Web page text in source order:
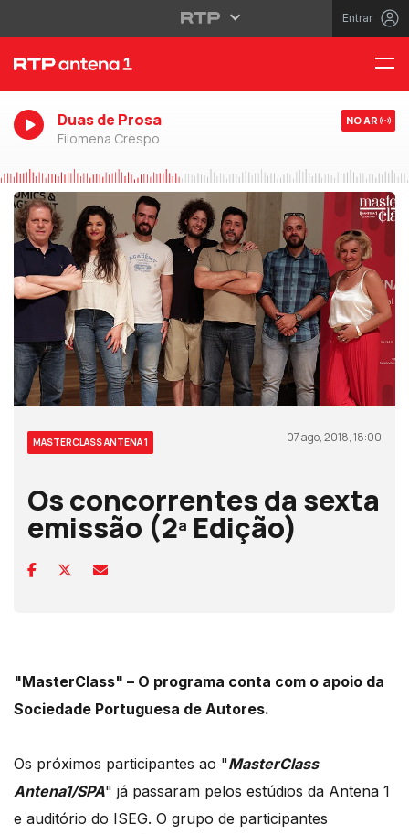
Entrar
Duas de Prosa
Filomena Crespo
NO AR
MASTERCLASS ANTENA 1 07 ago, 2018, 18:00
Os concorrentes da sexta
emissão (2ª Edição)
"MasterClass" – O programa conta com o apoio da
Sociedade Portuguesa de Autores.
Os próximos participantes ao "MasterClass
Antena1/SPA" já passaram pelos estúdios da Antena 1
e auditório do ISEG. O grupo de participantes